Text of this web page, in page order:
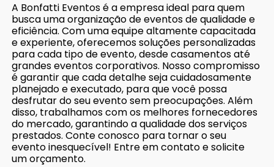
A Bonfatti Eventos é a empresa ideal para quem
busca uma organização de eventos de qualidade e
eficiência. Com uma equipe altamente capacitada
e experiente, oferecemos soluções personalizadas
para cada tipo de evento, desde casamentos até
grandes eventos corporativos. Nosso compromisso
é garantir que cada detalhe seja cuidadosamente
planejado e executado, para que você possa
desfrutar do seu evento sem preocupações. Além
disso, trabalhamos com os melhores fornecedores
do mercado, garantindo a qualidade dos serviços
prestados. Conte conosco para tornar o seu
evento inesquecível! Entre em contato e solicite
um orçamento.